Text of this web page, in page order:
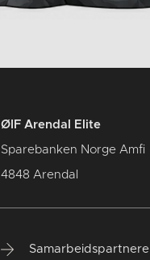
ØIF Arendal Elite
Sparebanken Norge Amfi
4848 Arendal
Samarbeidspartnere